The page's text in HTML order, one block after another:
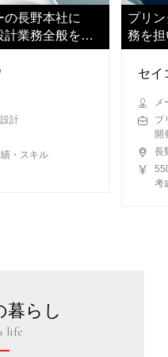
の長野本社に
業務全般をご
計
・スキル
プリ
務を
いた
セイ
メ
プ
開
長
考
暮らし
life